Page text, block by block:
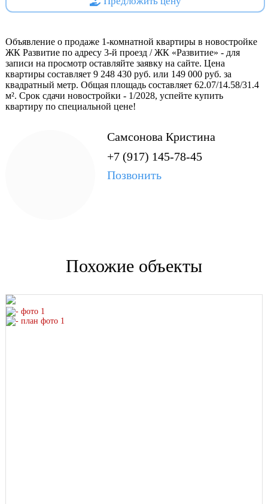
комплексы и другие необходимые объекты
Кроме того, выделен участок земли под строительство
образовательного центра на 230 мест, включающего
начальную школу на 150 учеников с детским садом на 80
мест. На территории комплекса запланированы спортивные
и игровые площадки, а также отдельные зоны для каждой
Проектная декларация на https://наш.дом.рф
Специализированный застройщик - Самара-Еврострой СК
Объявление о продаже 1-комнатной квартиры в новостройке
ЖК Развитие по адресу 3-й проезд / ЖК «Развитие» - для
записи на просмотр оставляйте заявку на сайте. Цена
квартиры составляет 9 248 430 руб. или 149 000 руб. за
квадратный метр. Общая площадь составляет 62.07/14.58/31.4
м². Срок сдачи новостройки - 1/2028, успейте купить
квартиру по специальной цене!
Самсонова Кристина
+7 (917) 145-78-45
Позвонить
Похожие объекты